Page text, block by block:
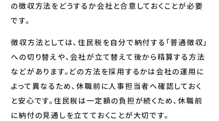
の徴収方法をどうするか会社と合意しておくことが必要
です。
徴収方法としては、住民税を自分で納付する「普通徴収」
への切り替えや、会社が立て替えて後から精算する方法
などがあります。どの方法を採用するかは会社の運用に
よって異なるため、休職前に人事担当者へ確認しておく
と安心です。住民税は一定額の負担が続くため、休職前
に納付の見通しを立てておくことが大切です。